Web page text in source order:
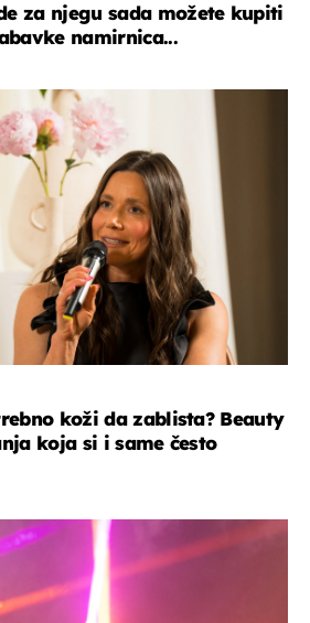
za njegu sada možete kupiti
namirnica...
koži da zablista? Beauty
koja si i same često